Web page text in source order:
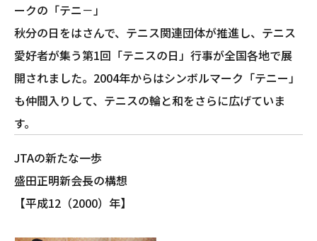
ークの「テニ－」
秋分の日をはさんで、テニス関連団体が推進し、テニス
愛好者が集う第1回「テニスの日」行事が全国各地で展
開されました。2004年からはシンボルマーク「テニー」
も仲間入りして、テニスの輪と和をさらに広げていま
す。
JTAの新たな一歩
盛田正明新会長の構想
【平成12（2000）年】